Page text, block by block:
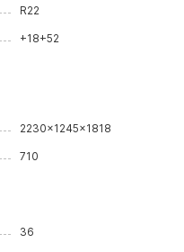
R22
+18+52
2230x1245x1818
710
36